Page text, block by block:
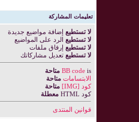
تعليمات المشاركة
لا تستطيع إضافة مواضيع جديدة
لا تستطيع الرد على المواضيع
لا تستطيع إرفاق ملفات
لا تستطيع تعديل مشاركاتك
BB codeis
متاحة
الابتسامات متاحة
كود [IMG]
متاحة
كود HTML
معطلة
قوانين المنتدى